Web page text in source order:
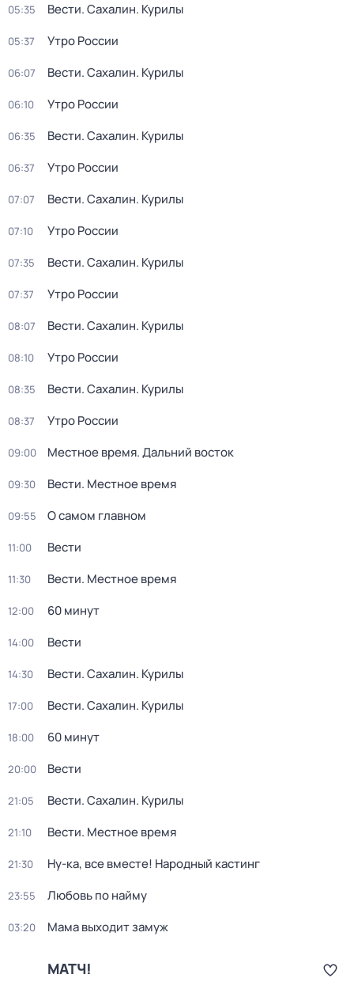
05:35 Вести. Сахалин. Курилы
05:37 Утро России
06:07 Вести. Сахалин. Курилы
06:10 Утро России
06:35 Вести. Сахалин. Курилы
06:37 Утро России
07:07 Вести. Сахалин. Курилы
07:10 Утро России
07:35 Вести. Сахалин. Курилы
07:37 Утро России
08:07 Вести. Сахалин. Курилы
08:10 Утро России
08:35 Вести. Сахалин. Курилы
08:37 Утро России
09:00 Местное время. Дальний восток
09:30 Вести. Местное время
09:55 О самом главном
11:00 Вести
11:30 Вести. Местное время
12:00 60 минут
14:00 Вести
14:30 Вести. Сахалин. Курилы
17:00 Вести. Сахалин. Курилы
18:00 60 минут
20:00 Вести
21:05 Вести. Сахалин. Курилы
21:10 Вести. Местное время
21:30 Ну-ка, все вместе! Народный кастинг
23:55 Любовь по найму
03:20 Мама выходит замуж
МАТЧ!